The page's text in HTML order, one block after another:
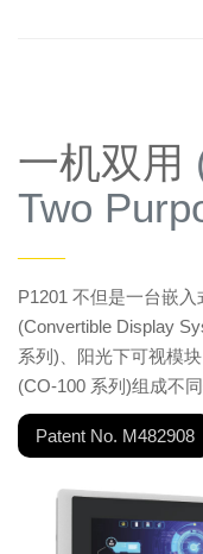
一机双用
Two
——
P1201 不但是一台嵌
(Convertible Display
系列)、阳光下可视模
(CO-100 系列)组成不
Patent No. M482908